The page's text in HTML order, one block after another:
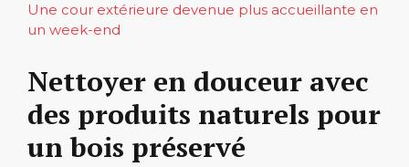
Une cour extérieure devenue plus accueillante en
un week-end
Nettoyer en douceur avec
des produits naturels pour
un bois préservé